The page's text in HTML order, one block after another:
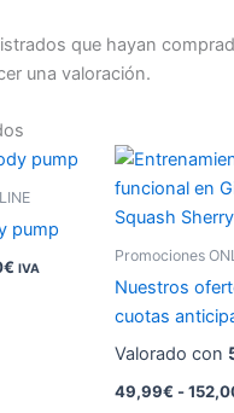
que hayan
una valoración.
pump
€
Rango
de
precios:
20,00€
40,00€
IVA
Promociones
Nuestros
cuotas
Valorado con
49,99€ -